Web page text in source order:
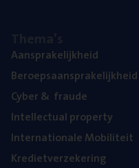
Aan­spra­ke­lijk­heid
Beroeps­aan­spra­ke­lijk­heid
Cyber& fraude
Intel­lec­tu­al property
Inter­na­ti­o­na­le Mobiliteit
Kre­diet­ver­ze­ke­ring